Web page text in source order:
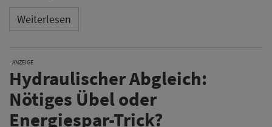
Weiterlesen
ANZEIGE
Hydraulischer Abgleich:
Nötiges Übel oder
Energiespar-Trick?